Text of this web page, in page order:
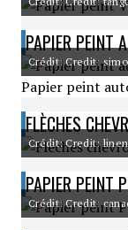
PAPIER PEINT
Crédit: Credit:
Papier peint
FLÈCHES
Crédit: Credit:
PAPIER PEINT
Crédit: Credit: